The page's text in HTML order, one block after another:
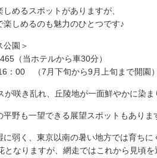
めるスポットがありますが、
しめるのも魅力のひとつです♪
公園＞
（当ホテルから車30分）
：00 （7月下旬から9月上旬まで開園
が咲き乱れ、丘陵地が一面鮮やかに染ま
平野も一望できる展望スポットもあり
に弱く、東京以南の暑い地方では育ちに
となりますが、網走ではこれから見頃を